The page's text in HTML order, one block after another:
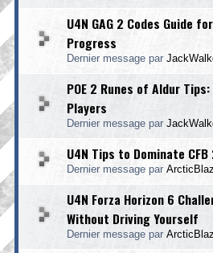
U4N GAG 2 Codes Guide
Progress
Dernier message par
POE 2 Runes of Aldur
Players
Dernier message par
U4N Tips to Dominate
Dernier message par
U4N Forza Horizon 6
Without Driving Yourself
Dernier message par